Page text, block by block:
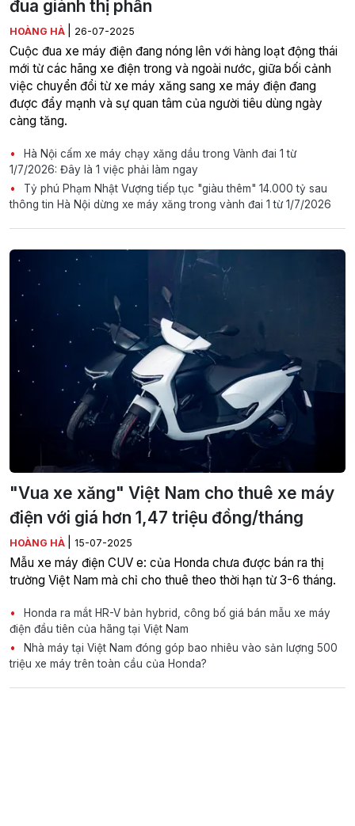
đua giành thị phần
HOÀNG HÀ 26-07-2025
Cuộc đua xe máy điện đang nóng lên với hàng loạt động thái
mới từ các hãng xe điện trong và ngoài nước, giữa bối cảnh
việc chuyển đổi từ xe máy xăng sang xe máy điện đang
được đẩy mạnh và sự quan tâm của người tiêu dùng ngày
càng tăng.
Hà Nội cấm xe máy chạy xăng dầu trong Vành đai 1 từ
1/7/2026: Đây là 1 việc phải làm ngay
Tỷ phú Phạm Nhật Vượng tiếp tục "giàu thêm" 14.000 tỷ sau
thông tin Hà Nội dừng xe máy xăng trong vành đai 1 từ 1/7/2026
"Vua xe xăng" Việt Nam cho thuê xe máy
điện với giá hơn 1,47 triệu đồng/tháng
HOÀNG HÀ 15-07-2025
Mẫu xe máy điện CUV e: của Honda chưa được bán ra thị
trường Việt Nam mà chỉ cho thuê theo thời hạn từ 3-6 tháng.
Honda ra mắt HR-V bản hybrid, công bố giá bán mẫu xe máy
điện đầu tiên của hãng tại Việt Nam
Nhà máy tại Việt Nam đóng góp bao nhiêu vào sản lượng 500
triệu xe máy trên toàn cầu của Honda?